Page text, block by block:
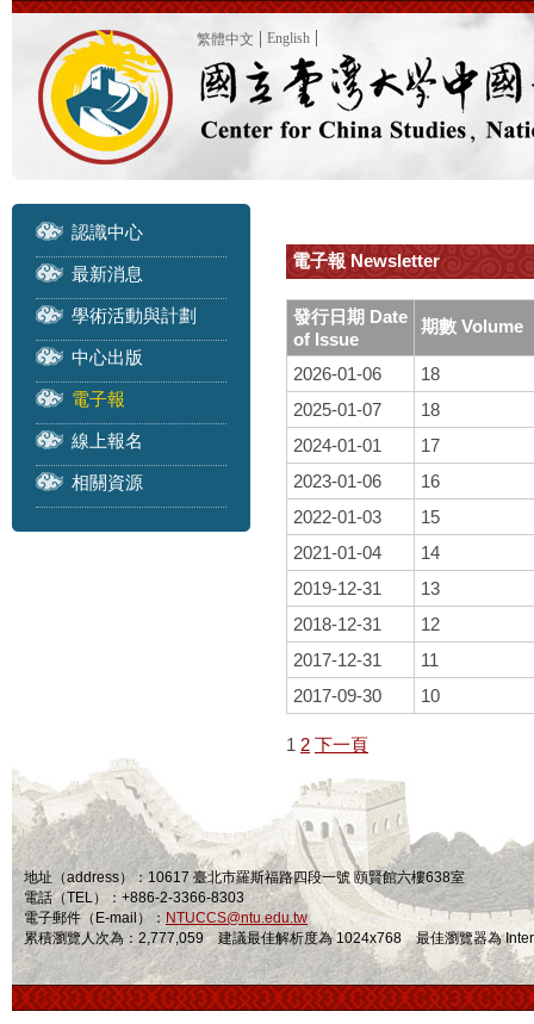
繁體中文 English
認識中心
最新消息
學術活動與計劃
中心出版
電子報
線上報名
相關資源
電子報 Newsletter
發行日期 Date
of Issue
期數 Volume
2026-01-06
18
2025-01-07
18
2024-01-01
17
2023-01-06
16
2022-01-03
15
2021-01-04
14
2019-12-31
13
2018-12-31
12
2017-12-31
11
2017-09-30
10
1 2 下一頁
地址（address）：10617 臺北市羅斯福路四段一號 頤賢館六樓638室
電話（TEL）：+886-2-3366-8303
電子郵件（E-mail）： NTUCCS@ntu.edu.tw
累積瀏覽人次為：2,777,059 建議最佳解析度為 1024x768 最佳瀏覽器為